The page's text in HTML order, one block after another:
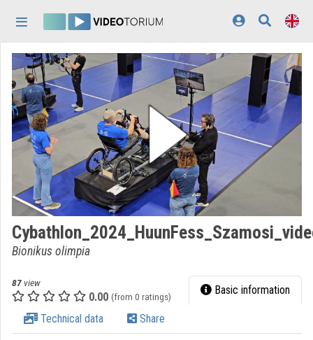
Home
Log In
Discovery
Categories
Playlists
Organizations
Contributors
Bionikus olimpia
87 view
0.00 (from 0 ratings) Basic information
Technical data Share